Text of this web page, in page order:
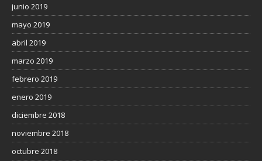
junio 2019
mayo 2019
abril 2019
marzo 2019
febrero 2019
enero 2019
diciembre 2018
noviembre 2018
octubre 2018